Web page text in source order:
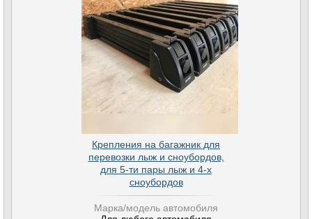
Крепления на багажник для
перевозки лыж и сноубордов,
для 5-ти пары лыж и 4-х
сноубордов
Марка/модель автомобиля